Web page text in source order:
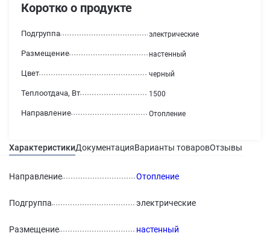
Коротко о продукте
Направление Отопление
Подгруппа электрические
Размещение настенный
Цвет черный
Теплоотдача, Вт 1500
ХарактеристикиДокументацияВарианты товаровОтзывы
Направление Отопление
Подгруппа электрические
Размещение настенный